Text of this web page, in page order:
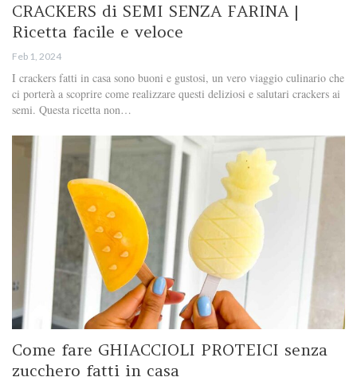
CRACKERS di SEMI SENZA FARINA |
Ricetta facile e veloce
Feb 1, 2024
I crackers fatti in casa sono buoni e gustosi, un vero viaggio culinario che
ci porterà a scoprire come realizzare questi deliziosi e salutari crackers ai
semi. Questa ricetta non…
Come fare GHIACCIOLI PROTEICI senza
zucchero fatti in casa